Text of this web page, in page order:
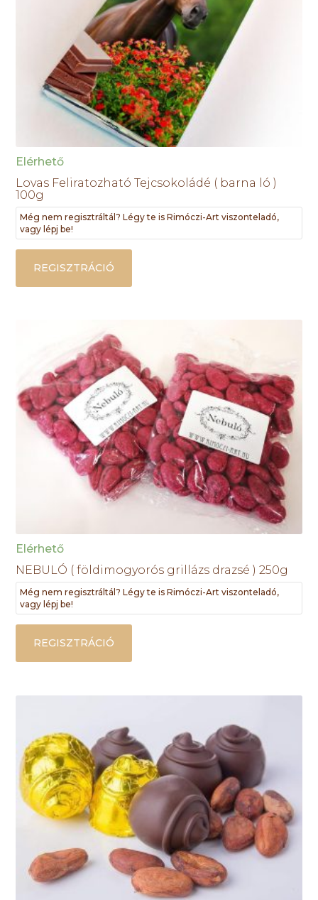
Elérhető
Lovas Feliratozható Tejcsokoládé ( barna ló )
100g
Még nem regisztráltál? Légy te is Rimóczi-Art viszonteladó,
vagy lépj be!
REGISZTRÁCIÓ
Elérhető
NEBULÓ ( földimogyorós grillázs drazsé ) 250g
Még nem regisztráltál? Légy te is Rimóczi-Art viszonteladó,
vagy lépj be!
REGISZTRÁCIÓ